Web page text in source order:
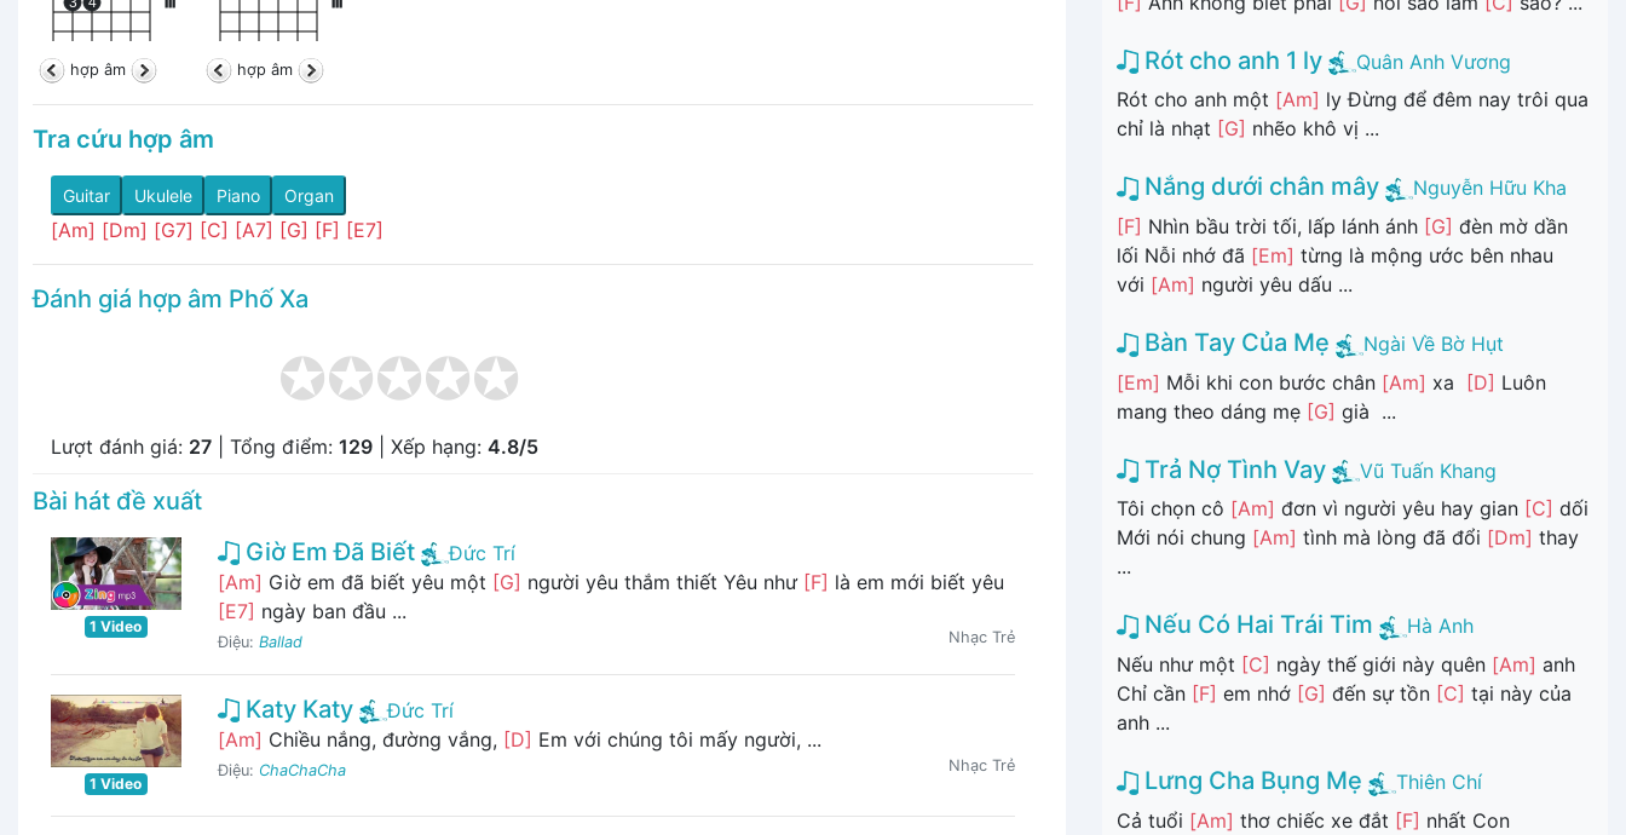
hợp âm hợp âm
Tra cứu hợp âm
Guitar Ukulele Piano Organ
[Am] [Dm] [G7] [C] [A7] [G] [F] [E7]
Đánh giá hợp âm Phố Xa
Lượt đánh giá: 27 | Tổng điểm: 129 | Xếp hạng: 4.8/5
Bài hát đề xuất
1 Video
Giờ Em Đã Biết
Đức Trí
[Am] Giờ em đã biết yêu một [G] người yêu thắm thiết Yêu như [F] là em mới biết yêu
[E7] ngày ban đầu ...
Điệu: Ballad Nhạc Trẻ
1 Video
Katy Katy
Đức Trí
[Am] Chiều nắng, đường vắng, [D] Em với chúng tôi mấy người, ...
Điệu: ChaChaCha Nhạc Trẻ
Rót cho anh 1 ly
Quân Anh Vương
Rót cho anh một [Am] ly Đừng để đêm nay trôi qua
chỉ là nhạt [G] nhẽo khô vị ...
Nắng dưới chân mây
Nguyễn Hữu Kha
[F] Nhìn bầu trời tối, lấp lánh ánh [G] đèn mờ dần
lối Nỗi nhớ đã [Em] từng là mộng ước bên nhau
với [Am] người yêu dấu ...
Bàn Tay Của Mẹ
Ngài Về Bờ Hụt
[Em] Mỗi khi con bước chân [Am] xa [D] Luôn
mang theo dáng mẹ [G] già ...
Trả Nợ Tình Vay
Vũ Tuấn Khang
Tôi chọn cô [Am] đơn vì người yêu hay gian [C] dối
Mới nói chung [Am] tình mà lòng đã đổi [Dm] thay
...
Nếu Có Hai Trái Tim
Hà Anh
Nếu như một [C] ngày thế giới này quên [Am] anh
Chỉ cần [F] em nhớ [G] đến sự tồn [C] tại này của
anh ...
Lưng Cha Bụng Mẹ
Thiên Chí
Cả tuổi [Am] thơ chiếc xe đắt [F] nhất Con